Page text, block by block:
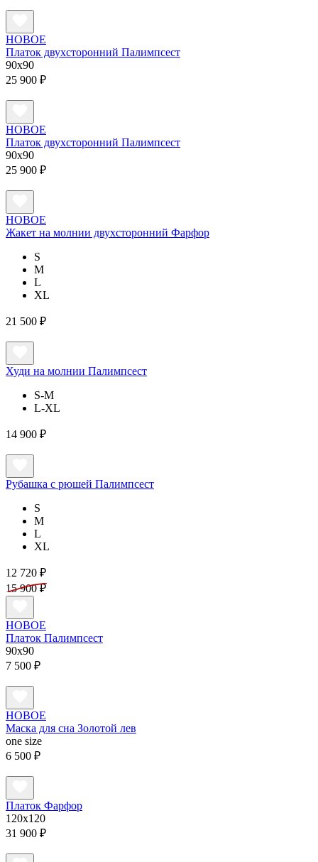
НОВОЕ
Платок двухсторонний Палимпсест
90x90
25 900 ₽
НОВОЕ
Платок двухсторонний Палимпсест
90x90
25 900 ₽
НОВОЕ
Жакет на молнии двухсторонний Фарфор
S
M
L
XL
21 500 ₽
Худи на молнии Палимпсест
S-M
L-XL
14 900 ₽
Рубашка с рюшей Палимпсест
S
M
L
XL
12 720 ₽
15 900 ₽
НОВОЕ
Платок Палимпсест
90x90
7 500 ₽
НОВОЕ
Маска для сна Золотой лев
one size
6 500 ₽
Платок Фарфор
120x120
31 900 ₽